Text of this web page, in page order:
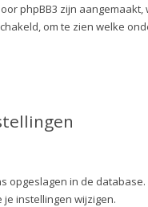
phpBB3 zijn
om te zien welke
opgeslagen in de
instellingen wijzigen.